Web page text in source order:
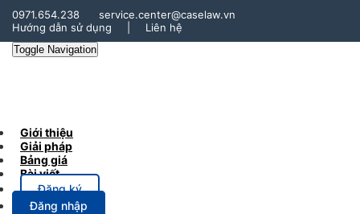
0971.654.238
service.center@caselaw.vn
Hướng dẫn sử dụng
Liên hệ
Toggle Navigation
Giới thiệu
Giải pháp
Bảng giá
Bài viết
Đăng ký
Đăng nhập